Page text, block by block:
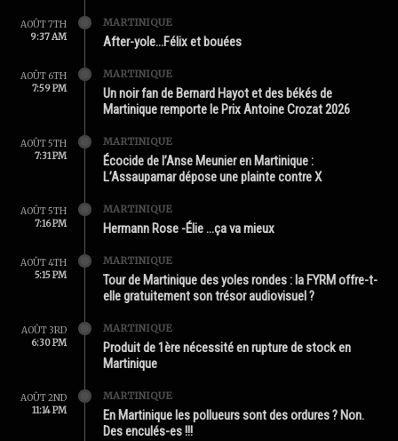
AOÛT 7TH
9:37 AM
MARTINIQUE
After-yole…Félix et bouées
AOÛT 6TH
7:59 PM
MARTINIQUE
Un noir fan de Bernard Hayot et des békés de
Martinique remporte le Prix Antoine Crozat 2026
AOÛT 5TH
7:31 PM
MARTINIQUE
Écocide de l’Anse Meunier en Martinique :
L’Assaupamar dépose une plainte contre X
AOÛT 5TH
7:16 PM
MARTINIQUE
Hermann Rose -Élie …ça va mieux
AOÛT 4TH
5:15 PM
MARTINIQUE
Tour de Martinique des yoles rondes : la FYRM offre-t-
elle gratuitement son trésor audiovisuel ?
AOÛT 3RD
6:30 PM
MARTINIQUE
Produit de 1ère nécessité en rupture de stock en
Martinique
AOÛT 2ND
11:14 PM
MARTINIQUE
En Martinique les pollueurs sont des ordures ? Non.
Des enculés-es !!!